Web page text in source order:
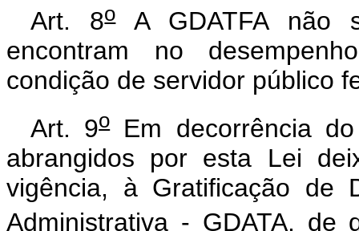
Art. 8oA GDATFA não
encontram no
condição de servidor público
Art. 9oEm decorrência
abrangidos por esta Lei
vigência, à Gratificação de
Administrativa - GDATA,